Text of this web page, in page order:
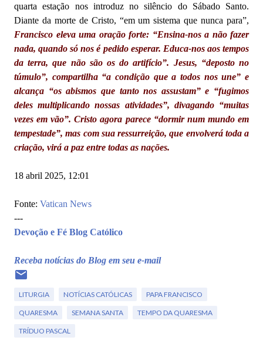
quarta estação nos introduz no silêncio do Sábado Santo.
Diante da morte de Cristo, “em um sistema que nunca para”,
Francisco eleva uma oração forte: “Ensina-nos a não fazer
nada, quando só nos é pedido esperar. Educa-nos aos tempos
da terra, que não são os do artifício”. Jesus, “deposto no
túmulo”, compartilha “a condição que a todos nos une” e
alcança “os abismos que tanto nos assustam” e “fugimos
deles multiplicando nossas atividades”, divagando “muitas
vezes em vão”. Cristo agora parece “dormir num mundo em
tempestade”, mas com sua ressurreição, que envolverá toda a
criação, virá a paz entre todas as nações.
18 abril 2025, 12:01
Fonte: Vatican News
---
Devoção e Fé Blog Católico
Receba notícias do Blog em seu e-mail
LITURGIA NOTÍCIAS CATÓLICAS PAPA FRANCISCO
QUARESMA SEMANA SANTA TEMPO DA QUARESMA
TRÍDUO PASCAL